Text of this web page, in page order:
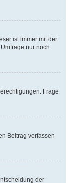
ist immer mit der
nur noch
Frage
Beitrag verfassen
der